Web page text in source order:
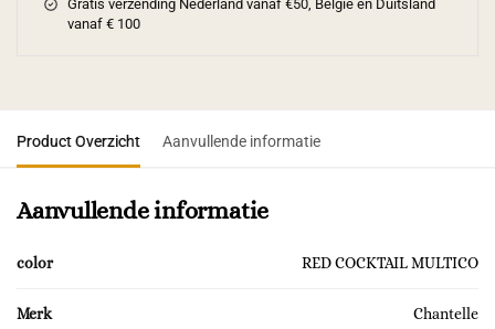
Gratis verzending Nederland vanaf €50, Belgie en Duitsland
vanaf € 100
Product Overzicht Aanvullende informatie
Aanvullende informatie
color RED COCKTAIL MULTICO
Merk Chantelle